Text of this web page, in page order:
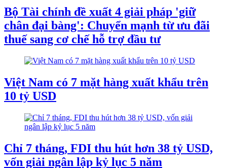
Bộ Tài chính đề xuất 4 giải pháp 'giữ
chân đại bàng': Chuyển mạnh từ ưu đãi
thuế sang cơ chế hỗ trợ đầu tư
Việt Nam có 7 mặt hàng xuất khẩu trên
10 tỷ USD
Chỉ 7 tháng, FDI thu hút hơn 38 tỷ USD,
vốn giải ngân lập kỷ lục 5 năm